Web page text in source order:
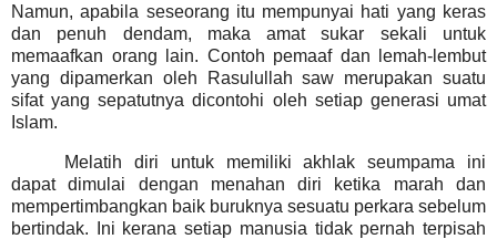
Namun, apabila seseorang itu mempunyai hati yang keras
dan penuh dendam, maka amat sukar sekali untuk
memaafkan orang lain. Contoh pemaaf dan lemah-lembut
yang dipamerkan oleh Rasulullah saw merupakan suatu
sifat yang sepatutnya dicontohi oleh setiap generasi umat
Islam.
Melatih diri untuk memiliki akhlak seumpama ini
dapat dimulai dengan menahan diri ketika marah dan
mempertimbangkan baik buruknya sesuatu perkara sebelum
bertindak. Ini kerana setiap manusia tidak pernah terpisah